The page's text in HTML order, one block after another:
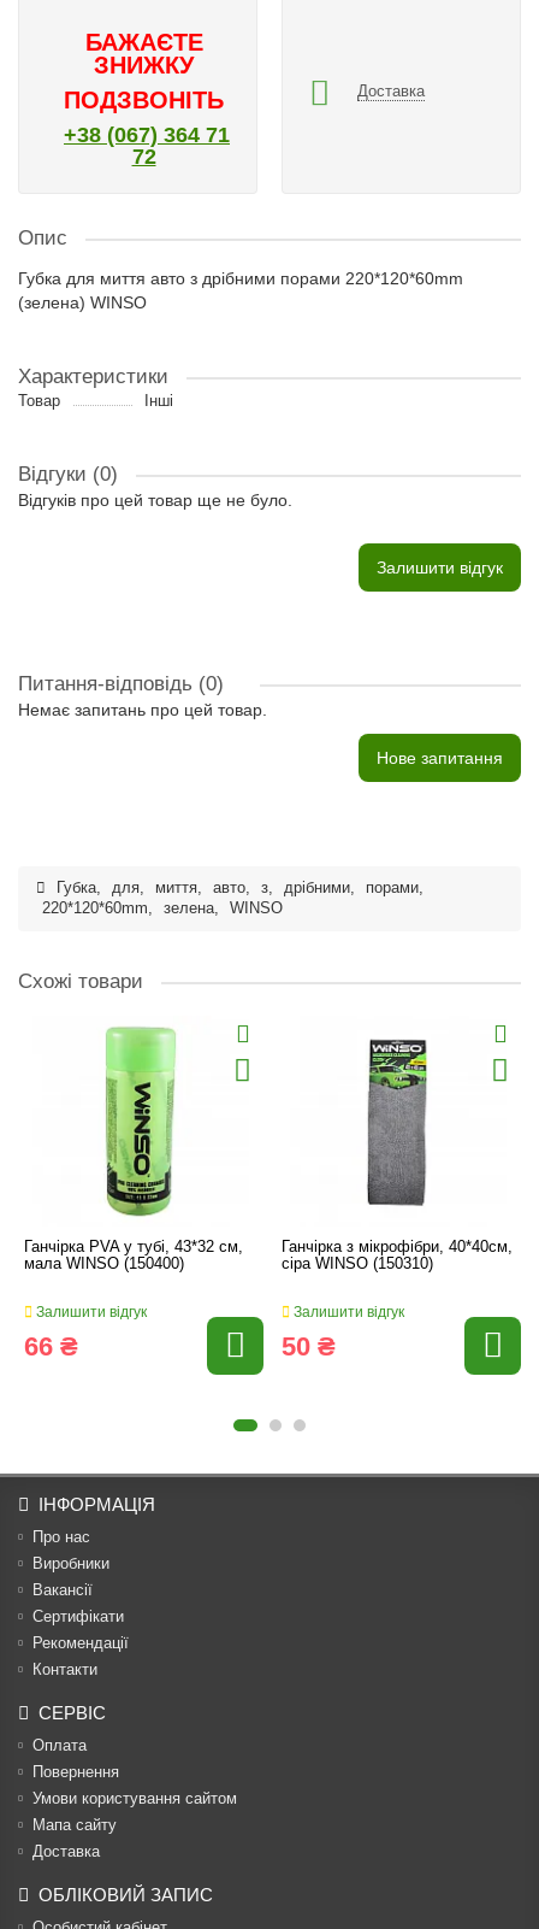
БАЖАЄТЕ
ЗНИЖКУ
ПОДЗВОНІТЬ
+38 (067) 364 71
72
Доставка
Опис
Губка для миття авто з дрібними порами 220*120*60mm
(зелена) WINSO
Характеристики
Товар Інші
Відгуки (0)
Відгуків про цей товар ще не було.
Залишити відгук
Питання-відповідь (0)
Немає запитань про цей товар.
Нове запитання
Губка, для, миття, авто, з, дрібними, порами,
220*120*60mm, зелена, WINSO
Схожі товари
Ганчірка PVA у тубі, 43*32 см,
мала WINSO (150400)
Залишити відгук
66 ₴
Ганчірка з мікрофібри, 40*40см,
сіра WINSO (150310)
Залишити відгук
50 ₴
ІНФОРМАЦІЯ
Про нас
Виробники
Вакансії
Сертифікати
Рекомендації
Контакти
СЕРВІС
Оплата
Повернення
Умови користування сайтом
Мапа сайту
Доставка
ОБЛІКОВИЙ ЗАПИС